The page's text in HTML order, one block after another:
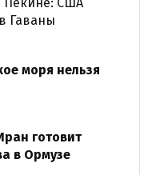
Гаваны
моря нельзя
готовит
в Ормузе